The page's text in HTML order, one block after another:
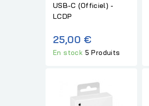
USB-C (Officiel) -
LCDP
25,00 €
En stock 5 Produits